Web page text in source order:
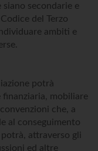
siano secondarie e
del Terzo
ambiti e
potrà
finanziaria, mobiliare
che, a
al conseguimento
attraverso gli
ed altre